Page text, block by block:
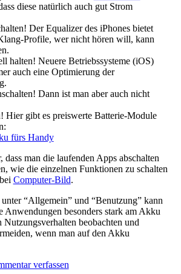
diese natürlich auch gut Strom
Der Equalizer des iPhones bietet
Profile, wer nicht hören will, kann
halten! Neuere Betriebssysteme (iOS)
auch eine Optimierung der
Dann ist man aber auch nicht
Hier gibt es preiswerte Batterie-Module
fürs Handy
dass man die laufenden Apps abschalten
wie die einzelnen Funktionen zu schalten
Computer-Bild.
“Allgemein” und “Benutzung” kann
Anwendungen besonders stark am Akku
Nutzungsverhalten beobachten und
wenn man auf den Akku
verfassen